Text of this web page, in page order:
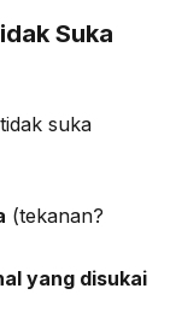
Suka
suka
(tekanan?
yang disukai